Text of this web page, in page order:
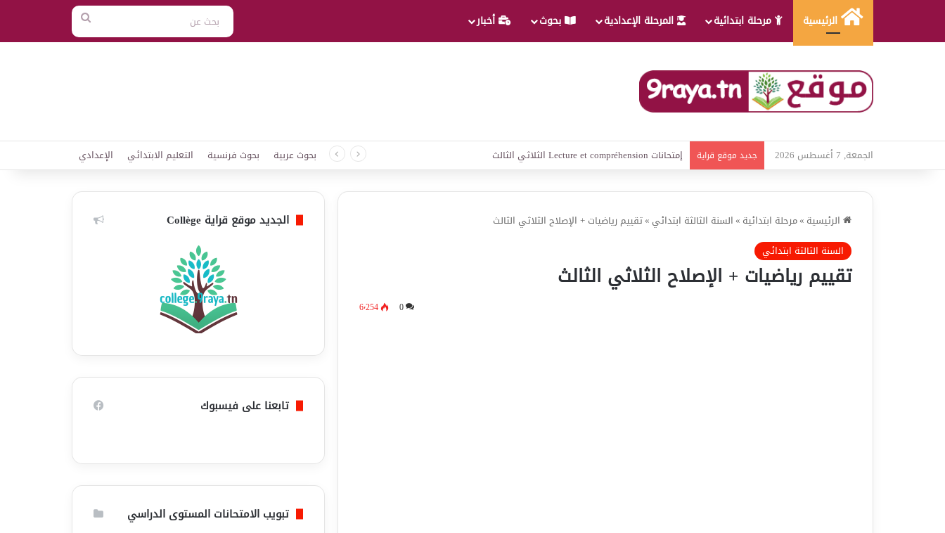
الرئيسية مرحلة ابتدائية المرحلة الإعدادية بحوث أخبار
بحث
عن
الجمعة, 7 أغسطس 2026 جديد موقع قراية امتحانات قواعد لغة الثلاثي الثالث بحوث عربية بحوث فرنسية التعليم الابتدائي الإعدادي
الرئيسية »مرحلة ابتدائية »السنة الثالثة ابتدائي »تقييم رياضيات + الإصلاح الثلاثي الثالث
السنة الثالثة ابتدائي
تقييم رياضيات + الإصلاح الثلاثي الثالث
0 6٬254
الجديد موقع قراية Collège
تابعنا على فيسبوك
تبويب الامتحانات المستوى الدراسي